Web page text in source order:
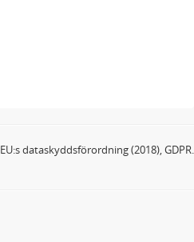
dataskyddsförordning (2018), GDPR.